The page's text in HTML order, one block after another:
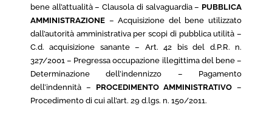
bene all’attualità – Clausola di salvaguardia – PUBBLICA
AMMINISTRAZIONE – Acquisizione del bene utilizzato
dall’autorità amministrativa per scopi di pubblica utilità –
C.d. acquisizione sanante – Art. 42 bis del d.P.R. n.
327/2001 – Pregressa occupazione illegittima del bene –
Determinazione dell’indennizzo – Pagamento
dell’indennità – PROCEDIMENTO AMMINISTRATIVO –
Procedimento di cui all’art. 29 d.lgs. n. 150/2011.